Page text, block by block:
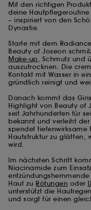
Mit den richtigen
deine
– inspiriert von den
Dynastie.
Starte mit dem
Beauty of Joseon
Make-up, Schmutz und
auszutrocknen. Die
Kontakt mit Wasser in
gründlich reinigt und
Danach kommt das
Highlight von Beauty of
seit Jahrhunderten für
bekannt und verleiht der
spendet tiefenwirksame
Hautstruktur zu glätten,
wird.
Im nächsten Schritt
Niacinamide zum
Haut zu Rötungen oder
unterstützt die
und sorgt für einen